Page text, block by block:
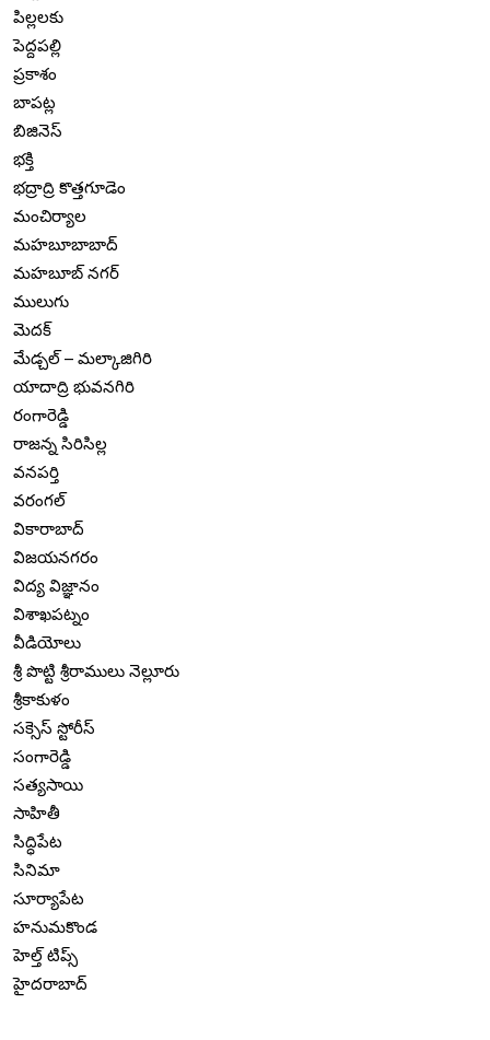
పిల్లలకు
పెద్దపల్లి
ప్రకాశం
బాపట్ల
బిజినెస్
భక్తి
భద్రాద్రి కొత్తగూడెం
మంచిర్యాల
మహబూబాబాద్
మహబూబ్ నగర్
ములుగు
మెదక్
మేడ్చల్ – మల్కాజిగిరి
యాదాద్రి భువనగిరి
రంగారెడ్డి
రాజన్న సిరిసిల్ల
వనపర్తి
వరంగల్
వికారాబాద్
విజయనగరం
విద్య విజ్ఞానం
విశాఖపట్నం
వీడియోలు
శ్రీ పొట్టి శ్రీరాములు నెల్లూరు
శ్రీకాకుళం
సక్సెస్ స్టోరీస్
సంగారెడ్డి
సత్యసాయి
సాహితీ
సిద్ధిపేట
సినిమా
సూర్యాపేట
హనుమకొండ
హెల్త్ టిప్స్
హైదరాబాద్